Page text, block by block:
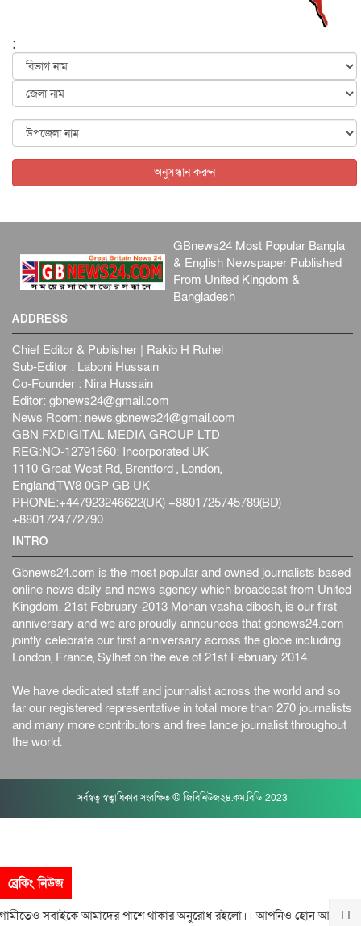
পৃথিবীর দিকে আসছে বিধ্বংসী বস্তু, পারমাণবিক বোমা দিয়ে করা
আন্তর্জাতিক ৫ আগস্ট, ২০২৬
কেনিয়ায় ১৫ হাতির রহস্যজনক মৃত্যু, সন্দেহের মুখে কীটনাশকের
আন্তর্জাতিক ৫ আগস্ট, ২০২৬
;
অনুসন্ধান করুন
GBnews24 Most Popular Bangla
& English Newspaper Published
From United Kingdom &
Bangladesh
ADDRESS
Chief Editor & Publisher | Rakib H Ruhel
Sub-Editor : Laboni Hussain
Co-Founder : Nira Hussain
Editor: gbnews24@gmail.com
News Room: news.gbnews24@gmail.com
GBN FXDIGITAL MEDIA GROUP LTD
REG:NO-12791660: Incorporated UK
1110 Great West Rd, Brentford , London,
England,TW8 0GP GB UK
PHONE:+447923246622(UK) +8801725745789(BD)
+8801724772790
INTRO
Gbnews24.com is the most popular and owned journalists based
online news daily and news agency which broadcast from United
Kingdom. 21st February-2013 Mohan vasha dibosh, is our first
anniversary and we are proudly announces that gbnews24.com
jointly celebrate our first anniversary across the globe including
London, France, Sylhet on the eve of 21st February 2014.
We have dedicated staff and journalist across the world and so
far our registered representative in total more than 270 journalists
and many more contributors and free lance journalist throughout
the world.
সর্বস্বত্ব স্বত্বাধিকার সংরক্ষিত © জিবিনিউজ২৪.কম.বিডি 2023
ব্রেকিং নিউজ
সবাইকে আমাদের পাশে থাকার অনুরোধ রইলো।। আপনিও হোন আমাদের সঙ্গী।